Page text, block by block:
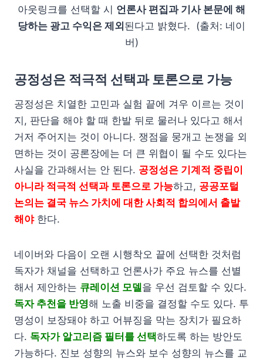
아웃링크를 선택할 시 언론사 편집과 기사 본문에 해
당하는 광고 수익은 제외 된다고 밝혔다. (출처: 네이
버)
공정성은 적극적 선택과 토론으로 가능
공정성은 치열한 고민과 실험 끝에 겨우 이르는 것이
지, 판단을 해야 할 때 한발 뒤로 물러나 있다고 해서
거저 주어지는 것이 아니다. 쟁점을 뭉개고 논쟁을 외
면하는 것이 공론장에는 더 큰 위협이 될 수도 있다는
사실을 간과해서는 안 된다. 공정성은 기계적 중립이
아니라 적극적 선택과 토론으로 가능하고, 공공포털
논의는 결국 뉴스 가치에 대한 사회적 합의에서 출발
해야한다.
네이버와 다음이 오랜 시행착오 끝에 선택한 것처럼
독자가 채널을 선택하고 언론사가 주요 뉴스를 선별
해서 제안하는 큐레이션 모델을 우선 검토할 수 있다.
독자 추천을 반영해 노출 비중을 결정할 수도 있다. 투
명성이 보장돼야 하고 어뷰징을 막는 장치가 필요하
다. 독자가 알고리즘 필터를 선택하도록 하는 방안도
가능하다. 진보 성향의 뉴스와 보수 성향의 뉴스를 교